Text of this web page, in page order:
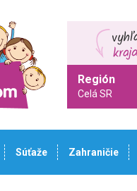
Región
Celá SR
Súťaže Zahraničie